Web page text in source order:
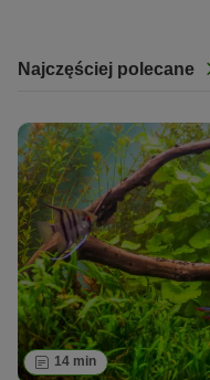
Najczęściej polecane
14 min